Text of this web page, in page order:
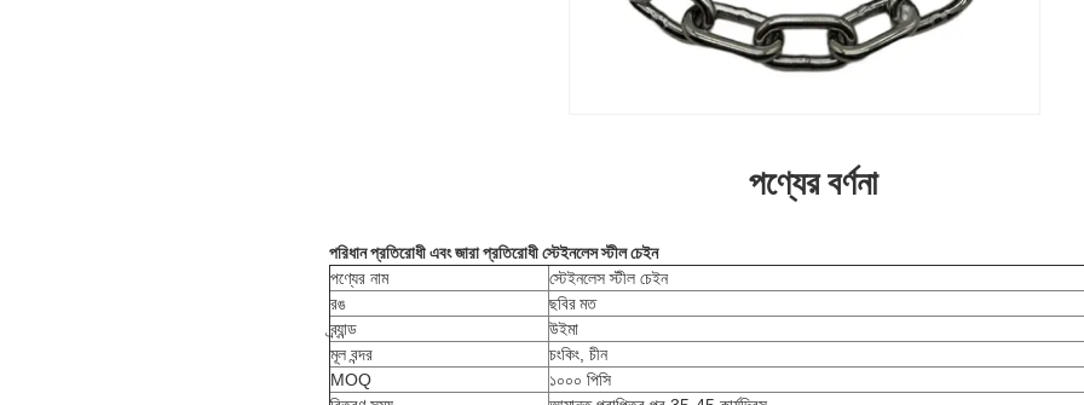
পণ্যের বর্ণনা
পরিধান প্রতিরোধী এবং জারা প্রতিরোধী স্টেইনলেস স্টীল চেইন
পণ্যের নাম
স্টেইনলেস স্টীল চেইন
রঙ
ছবির মত
ব্র্যান্ড
উইমা
মূল বন্দর
চংকিং, চীন
MOQ
১০০০ পিসি